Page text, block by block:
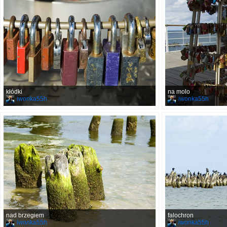
kłódki
iwonka55h
na molo
iwonka55h
nad brzegiem
iwonka55h
falochron
iwonka55h